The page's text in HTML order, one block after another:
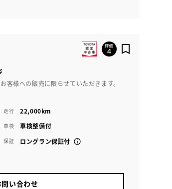
客様への販売に限らせていただきます。
走行 22,000km
車検 車検整備付
保証 ロングラン保証付
い合わせ